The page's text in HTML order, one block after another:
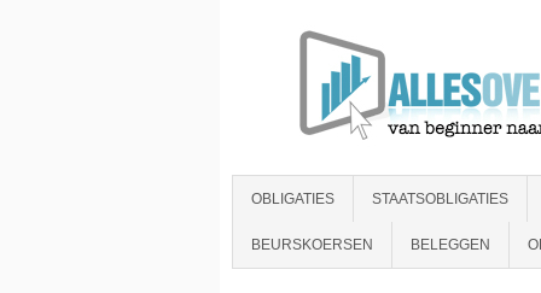
OBLIGATIES STAATSOBLIGATIES
BEURSKOERSEN BELEGGEN